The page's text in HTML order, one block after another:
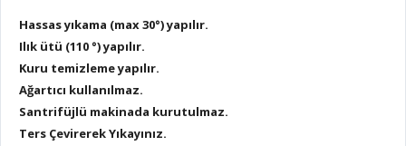
Hassas yıkama (max 30°) yapılır.
Ilık ütü (110 °) yapılır.
Kuru temizleme yapılır.
Ağartıcı kullanılmaz.
Santrifüjlü makinada kurutulmaz.
Ters Çevirerek Yıkayınız.